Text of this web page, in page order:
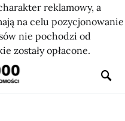
reklamowy, a
na celu pozycjonowanie
nie pochodzi od
zostały opłacone.